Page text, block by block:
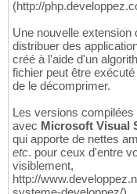
(http://
Une nouvelle extension
distribuer des
créé à l'aide d'un
fichier peut être
de le décomprimer.
Les versions
avec Microsoft Visual
qui apporte de nettes
etc. pour ceux d'entre
visiblement,
http://